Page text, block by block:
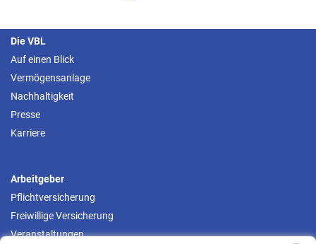
Die VBL
Auf einen Blick
Vermögensanlage
Nachhaltigkeit
Presse
Karriere
Arbeitgeber
Pflichtversicherung
Freiwillige Versicherung
Veranstaltungen